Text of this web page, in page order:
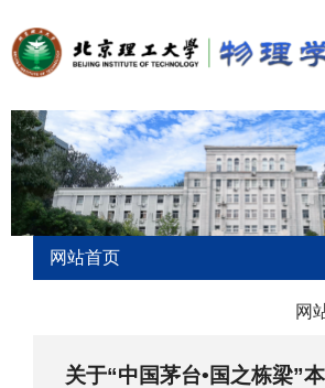
网站首页
网
关于“中国茅台•国之栋梁”